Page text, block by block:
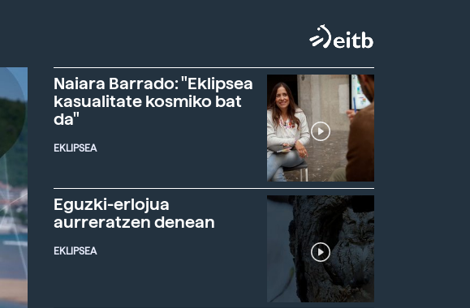
Naiara Barrado: "Eklipsea
kasualitate kosmiko bat
da"
EKLIPSEA
Eguzki-erlojua
aurreratzen denean
EKLIPSEA